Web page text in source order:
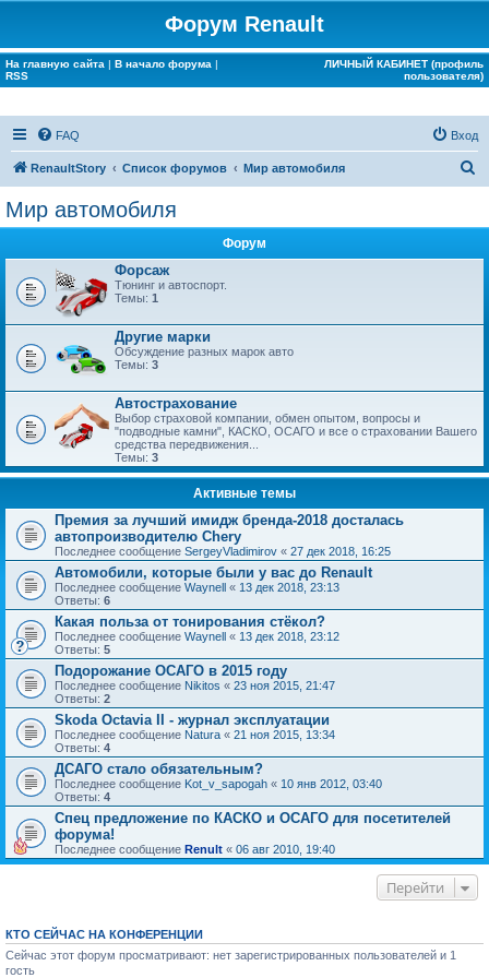
Форум Renault
На главную сайта | В начало форума |
RSS
ЛИЧНЫЙ КАБИНЕТ (профиль
пользователя)
FAQ Вход
RenaultStory Список форумов Мир автомобиля
Мир автомобиля
Форум
Форсаж
Тюнинг и автоспорт.
Темы: 1
Другие марки
Обсуждение разных марок авто
Темы: 3
Автострахование
Выбор страховой компании, обмен опытом, вопросы и
"подводные камни", КАСКО, ОСАГО и все о страховании Вашего
средства передвижения...
Темы: 3
Активные темы
Премия за лучший имидж бренда-2018 досталась
автопроизводителю Chery
Последнее сообщение SergeyVladimirov « 27 дек 2018, 16:25
Автомобили, которые были у вас до Renault
Последнее сообщение Waynell « 13 дек 2018, 23:13
Ответы: 6
Какая польза от тонирования стёкол?
Последнее сообщение Waynell « 13 дек 2018, 23:12
Ответы: 5
Подорожание ОСАГО в 2015 году
Последнее сообщение Nikitos « 23 ноя 2015, 21:47
Ответы: 2
Skoda Octavia II - журнал эксплуатации
Последнее сообщение Natura « 21 ноя 2015, 13:34
Ответы: 4
ДСАГО стало обязательным?
Последнее сообщение Kot_v_sapogah « 10 янв 2012, 03:40
Ответы: 4
Спец предложение по КАСКО и ОСАГО для посетителей
форума!
Последнее сообщение Renult « 06 авг 2010, 19:40
Перейти
КТО СЕЙЧАС НА КОНФЕРЕНЦИИ
Сейчас этот форум просматривают: нет зарегистрированных пользователей и 1
гость